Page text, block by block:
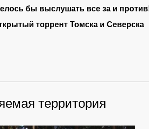
бы выслушать все за и
торрент Томска и Северска
территория